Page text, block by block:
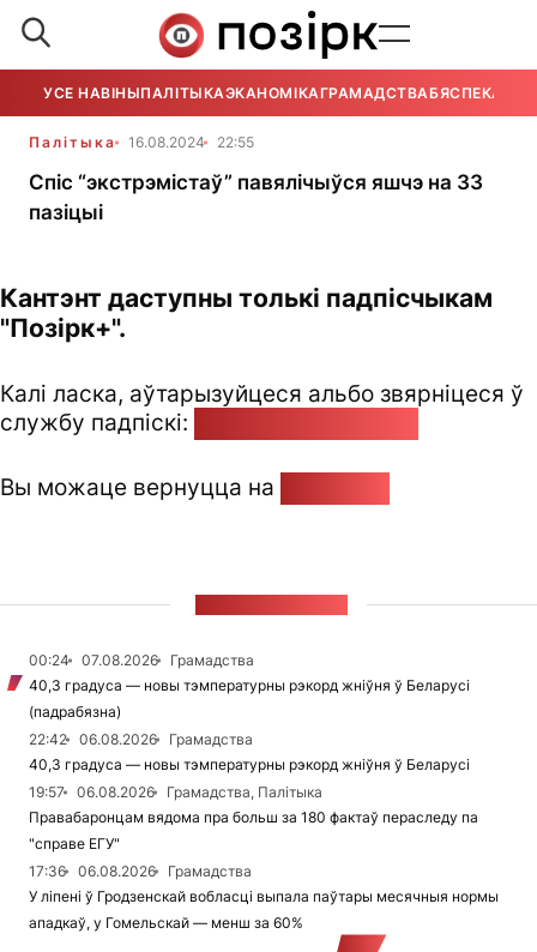
УСЕ НАВІНЫПАЛІТЫКАЭКАНОМІКАГРАМАДСТВАБЯСПЕКА
Палітыка 16.08.2024 22:55
Спіс “экстрэмістаў” павялічыўся яшчэ на 33
пазіцыі
Кантэнт даступны толькі падпісчыкам
"Позірк+".
Калі ласка, аўтарызуйцеся альбо звярніцеся ў
службу падпіскі:
Вы можаце вернуцца на
00:24 07.08.2026
Грамадства
40,3 градуса — новы тэмпературны рэкорд жніўня ў Беларусі
(падрабязна)
22:42
06.08.2026
Грамадства
40,3 градуса — новы тэмпературны рэкорд жніўня ў Беларусі
19:57
06.08.2026
Грамадства, Палітыка
Правабаронцам вядома пра больш за 180 фактаў пераследу па
"справе ЕГУ"
17:36
06.08.2026
Грамадства
У ліпені ў Гродзенскай вобласці выпала паўтары месячныя нормы
ападкаў, у Гомельскай — менш за 60%